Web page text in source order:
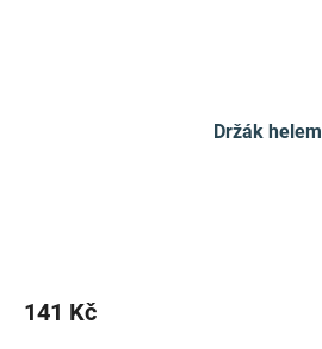
Držák helem
141 Kč